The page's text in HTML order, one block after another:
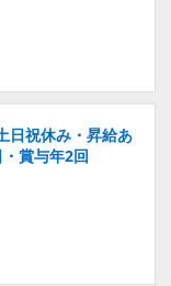
日祝休み・昇給あ
賞与年2回